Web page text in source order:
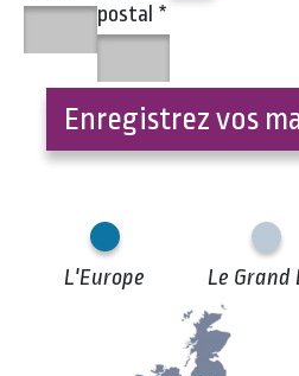
postal *
Enregistrez vos
L'Europe Le Grand